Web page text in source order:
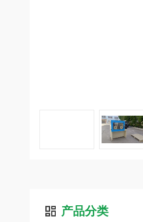
产品分类